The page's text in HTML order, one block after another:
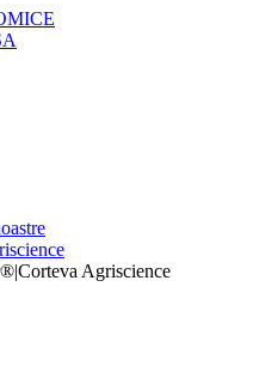
Agriscience